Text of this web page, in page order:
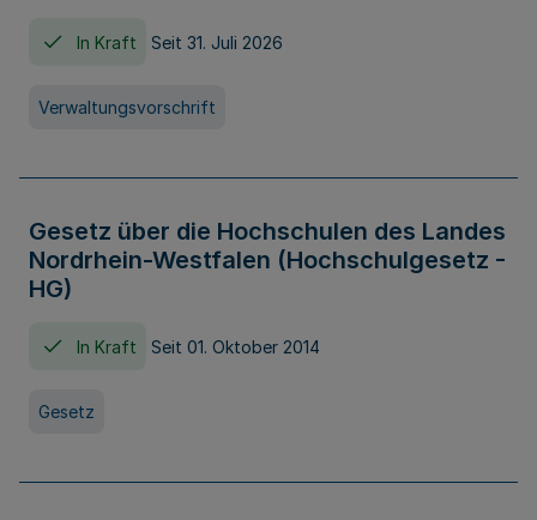
In Kraft Seit 31. Juli 2026
Verwaltungsvorschrift
Gesetz über die Hochschulen des Landes
Nordrhein-Westfalen (Hochschulgesetz -
HG)
In Kraft Seit 01. Oktober 2014
Gesetz